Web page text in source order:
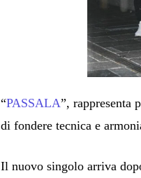
“PASSALA”, rappresenta
di fondere tecnica e
Il nuovo singolo arriva